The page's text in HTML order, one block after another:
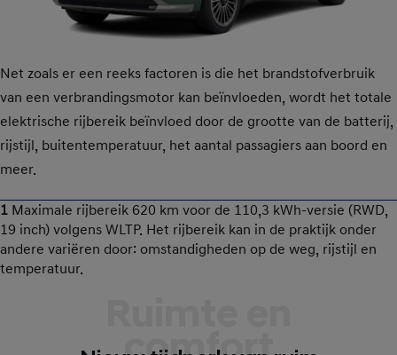
Net zoals er een reeks factoren is die het brandstofverbruik
van een verbrandingsmotor kan beïnvloeden, wordt het totale
elektrische rijbereik beïnvloed door de grootte van de batterij,
rijstijl, buitentemperatuur, het aantal passagiers aan boord en
meer.
1 Maximale rijbereik 620 km voor de 110,3 kWh-versie (RWD,
19 inch) volgens WLTP. Het rijbereik kan in de praktijk onder
andere variëren door: omstandigheden op de weg, rijstijl en
temperatuur.